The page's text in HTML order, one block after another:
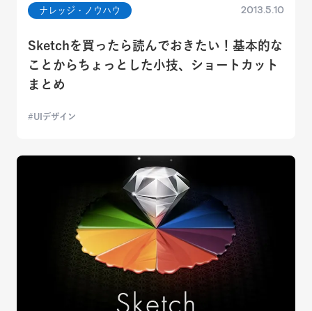
ナレッジ・ノウハウ 2013.5.10
Sketchを買ったら読んでおきたい！基本的な
ことからちょっとした小技、ショートカット
まとめ
UIデザイン